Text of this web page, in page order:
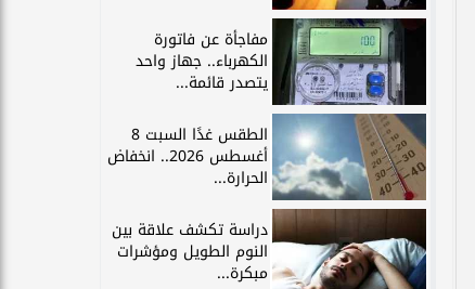
مفاجأة عن فاتورة
الكهرباء.. جهاز واحد
يتصدر قائمة...
الطقس غدًا السبت 8
أغسطس 2026.. انخفاض
الحرارة...
دراسة تكشف علاقة بين
النوم الطويل ومؤشرات
مبكرة...